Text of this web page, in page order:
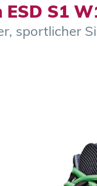
S1
sportlicher